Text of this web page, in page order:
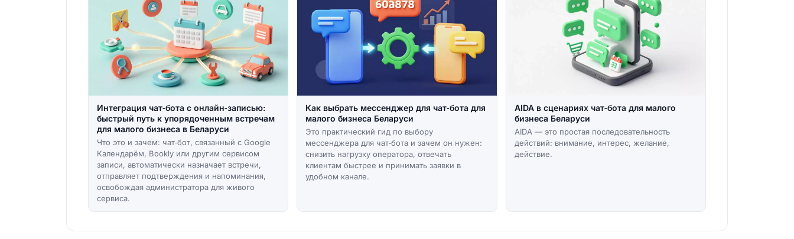
Интеграция чат‑бота с онлайн‑записью:
быстрый путь к упорядоченным встречам
для малого бизнеса в Беларуси
Что это и зачем: чат‑бот, связанный с Google
Календарём, Bookly или другим сервисом
записи, автоматически назначает встречи,
отправляет подтверждения и напоминания,
освобождая администратора для живого
сервиса.
Как выбрать мессенджер для чат‑бота для
малого бизнеса Беларуси
Это практический гид по выбору
мессенджера для чат‑бота и зачем он нужен:
снизить нагрузку оператора, отвечать
клиентам быстрее и принимать заявки в
удобном канале.
AIDA в сценариях чат‑бота для малого
бизнеса Беларуси
AIDA — это простая последовательность
действий: внимание, интерес, желание,
действие.